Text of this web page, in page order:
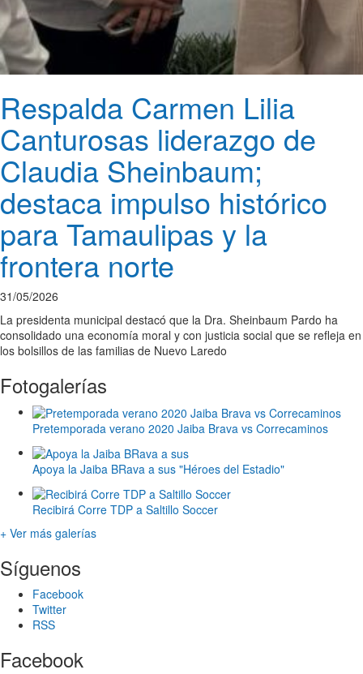
Respalda Carmen Lilia
Canturosas liderazgo de
Claudia Sheinbaum;
destaca impulso histórico
para Tamaulipas y la
frontera norte
31/05/2026
La presidenta municipal destacó que la Dra. Sheinbaum Pardo ha
consolidado una economía moral y con justicia social que se refleja en
los bolsillos de las familias de Nuevo Laredo
Fotogalerías
Pretemporada verano 2020 Jaiba Brava vs Correcaminos
Apoya la Jaiba BRava a sus "Héroes del Estadio"
Recibirá Corre TDP a Saltillo Soccer
+ Ver más galerías
Síguenos
Facebook
Twitter
RSS
Facebook